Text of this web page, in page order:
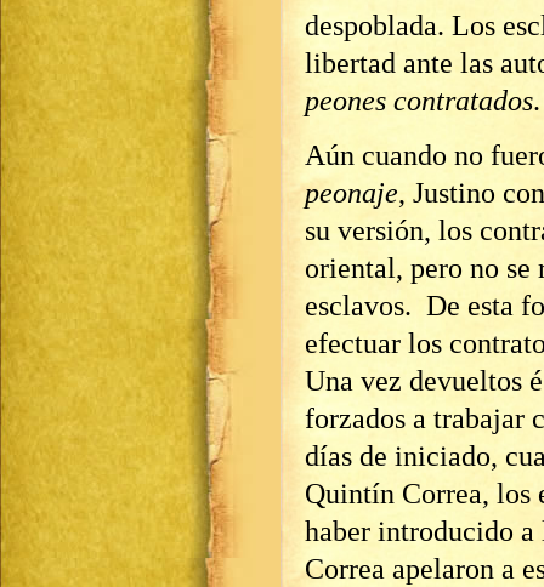
despoblada. Los
libertad ante las
peones contratados.
Aún cuando no
peonaje, Justino
su versión, los
oriental, pero no
esclavos. De esta
efectuar los
Una vez devueltos
forzados a trabajar
días de iniciado,
Quintín Correa, los
haber introducido a
Correa apelaron a